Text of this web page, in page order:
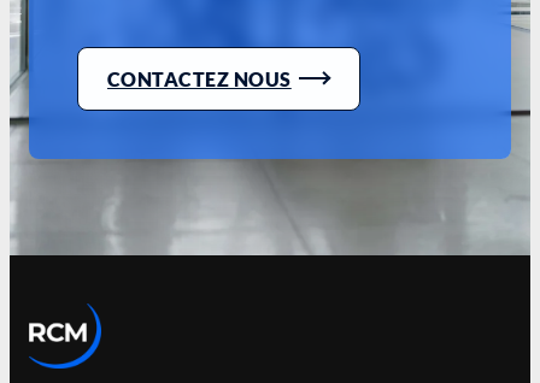
CONTACTEZ NOUS